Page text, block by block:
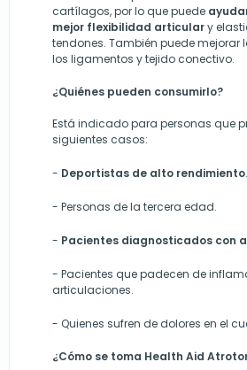
cartílagos, por lo que puede
mejor flexibilidad articulary
tendones. También puede mejorar
los ligamentos y tejido conectivo.
¿Quiénes pueden consumirlo?
Está indicado para personas que
siguientes casos:
- Deportistas de alto rendimiento.
- Personas de la tercera edad.
- Pacientes diagnosticados con
- Pacientes que padecen de
articulaciones.
- Quienes sufren de dolores en el
¿Cómo se toma Health Aid